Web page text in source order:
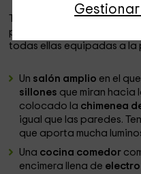
capacidad para
plantas en las que vas a
todas ellas equipadas a la
Un salón amplio en el
sillones que miran hacia
colocado la chimenea
igual que las paredes.
que aporta mucha
Una cocina comedor
encimera llena de